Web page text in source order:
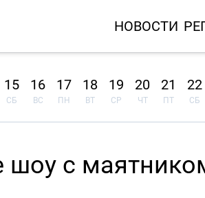
НОВОСТИ
15
СБ
16
ВС
17
ПН
18
ВТ
19
СР
20
ЧТ
21
ПТ
22
СБ
шоу с